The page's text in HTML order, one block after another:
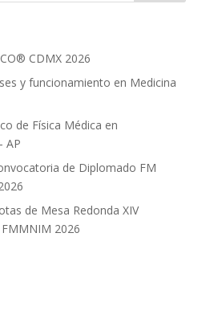
CDMX 2026
y funcionamiento en Medicina
de Física Médica en
AP
de Diplomado FM
de Mesa Redonda XIV
2026